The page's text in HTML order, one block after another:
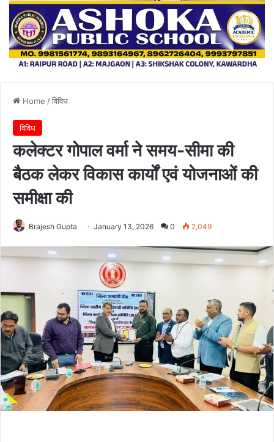
Home /विविध
विविध
कलेक्टर गोपाल वर्मा ने समय-सीमा की
बैठक लेकर विकास कार्यों एवं योजनाओं की
समीक्षा की
Brajesh Gupta January 13, 2026 0 2,049